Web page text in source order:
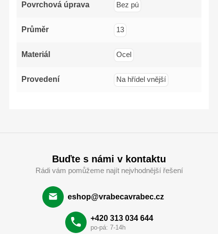
Povrchová úprava Bez pú
Průměr 13
Materiál Ocel
Provedení Na hřídel vnější
Buďte s námi v kontaktu
Rádi vám pomůžeme najít nejvhodnější řešení
eshop@vrabecavrabec.cz
+420 313 034 644
po-pá: 7-14h